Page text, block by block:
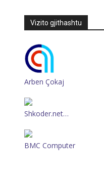
Vizito gjithashtu
Arben Çokaj
Shkoder.net…
BMC Computer